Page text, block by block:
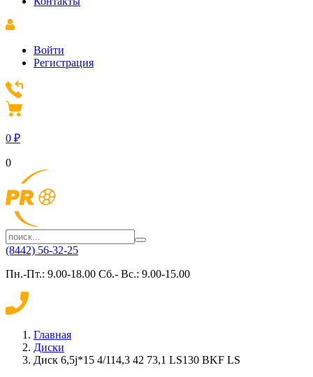
Войти
Регистрация
0 ₽
0
(8442) 56-32-25
Пн.-Пт.: 9.00-18.00 Сб.- Вс.: 9.00-15.00
Главная
Диски
Диск 6,5j*15 4/114,3 42 73,1 LS130 BKF LS